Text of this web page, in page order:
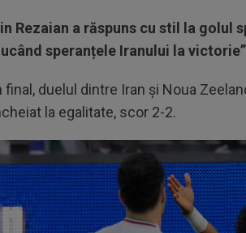
Rezaian a răspuns cu stil la golul
speranțele Iranului la
final, duelul dintre Iran și Noua
la egalitate, scor 2-2.